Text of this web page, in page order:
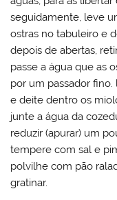
seguidamente, leve
ostras no tabuleiro e
depois de abertas,
passe a água que as
por um passador
e deite dentro os
junte a água da
reduzir (apurar) um
tempere com sal e
polvilhe com pão
gratinar.